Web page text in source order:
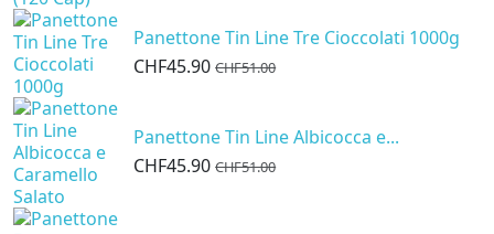
Panettone Tin Line Tre Cioccolati 1000g
CHF45.90 CHF51.00
Panettone Tin Line Albicocca e...
CHF45.90 CHF51.00